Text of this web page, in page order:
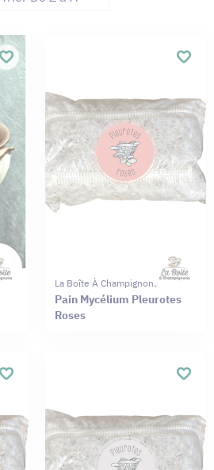
La Boîte À Champignons
Pain Mycélium Pleurotes
Roses